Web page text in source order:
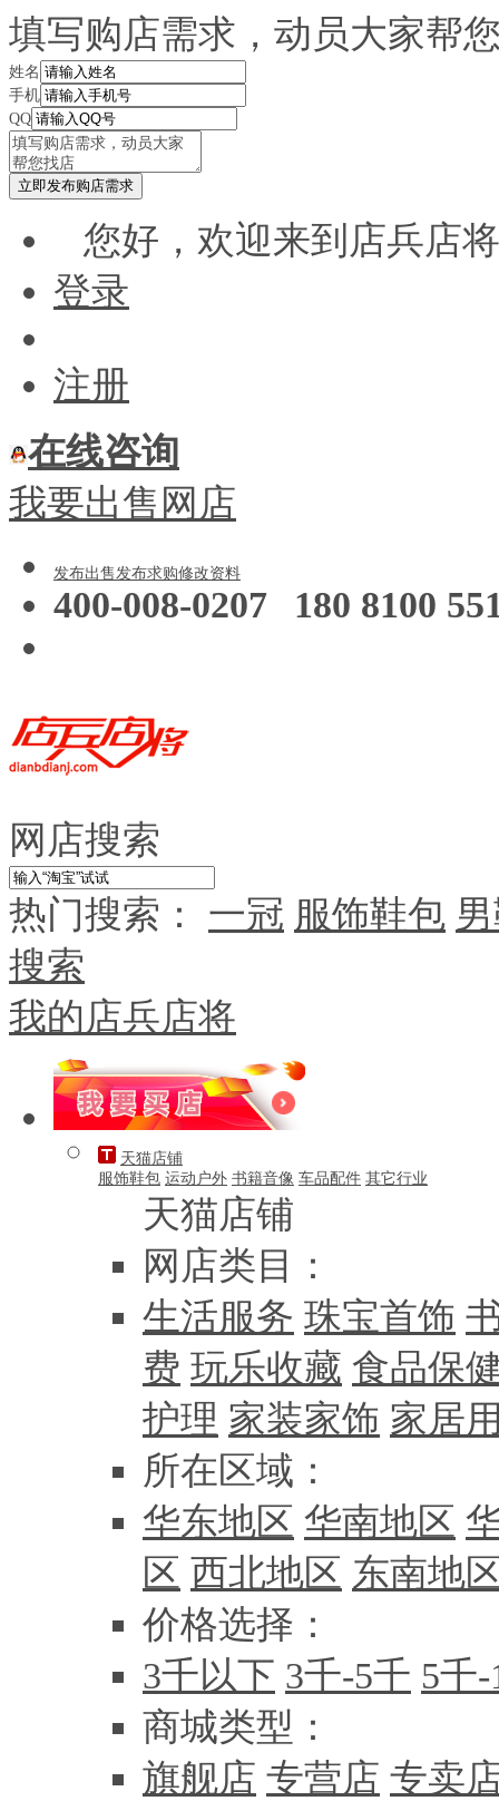
填写购店需求，动员大家帮
姓名
手机
QQ
您好，欢迎来到店兵店将
登录
注册
在线咨询
我要出售网店
发布出售发布求购修改资料
400-008-0207 180 8100
网店搜索
热门搜索： 一冠 服饰鞋包
搜索
我的店兵店将
天猫店铺
服饰鞋包 运动户外 书籍音像 车品配件 其它行业
天猫店铺
网店类目：
生活服务 珠宝首饰
费 玩乐收藏 食品保
护理 家装家饰 家居
所在区域：
华东地区 华南地区
区 西北地区 东南地
价格选择：
3千以下 3千-5千 5千
商城类型：
旗舰店 专营店 专卖